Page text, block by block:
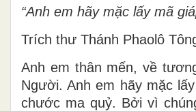
“Anh em hãy mặc lấy mã
Trích thư Thánh Phaolô
Anh em thân mến, về
Người. Anh em hãy mặc
chước ma quỷ. Bởi vì